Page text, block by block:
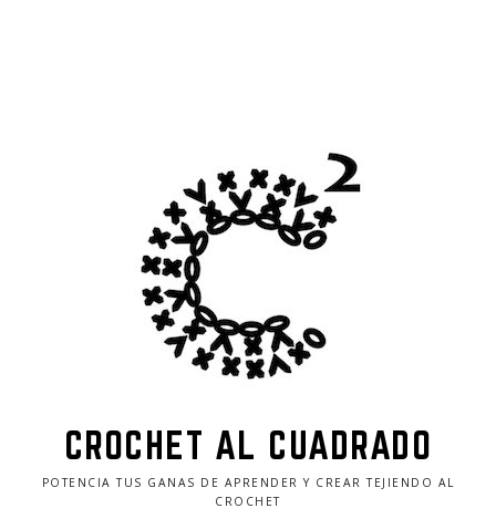
CROCHET AL CUADRADO
POTENCIA TUS GANAS DE APRENDER Y CREAR TEJIENDO AL
CROCHET